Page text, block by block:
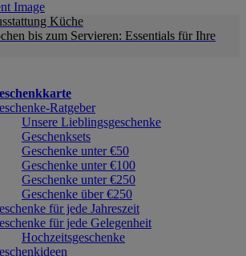
Küche
bis zum Servieren: Essentials für Ihre
Ratgeber
Unsere Lieblingsgeschenke
Geschenksets
Geschenke unter €50
Geschenke unter €100
Geschenke unter €250
Geschenke über €250
für jede Jahreszeit
für jede Gelegenheit
Hochzeitsgeschenke